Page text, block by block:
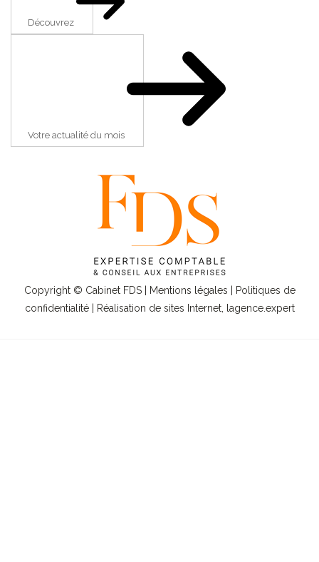
Découvrez
Votre actualité du mois
Copyright © Cabinet FDS | Mentions légales
Politiques de
confidentialité| Réalisation de sites Internet, lagence.expert